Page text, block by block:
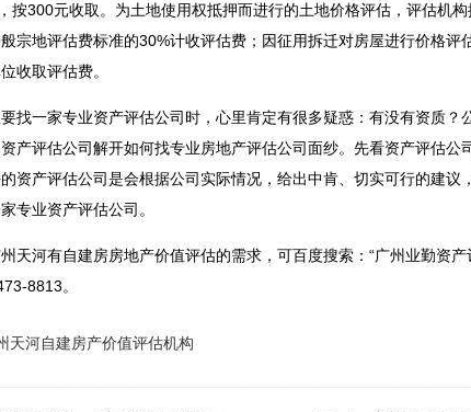
按300元收取。为土地使用权抵押而进行的土地价格评估，评估机
宗地评估费标准的30%计收评估费；因征用拆迁对房屋进行价格评
收取评估费。
找一家专业资产评估公司时，心里肯定有很多疑惑：有没有资质
产评估公司解开如何找专业房地产评估公司面纱。先看资产评估
资产评估公司是会根据公司实际情况，给出中肯、切实可行的建
专业资产评估公司。
天河有自建房房地产价值评估的需求，可百度搜索：“广州业勤资
8813。
天河自建房产价值评估机构